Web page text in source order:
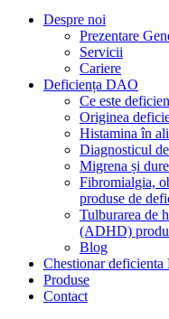
Despre noi
Prezentare
Servicii
Cariere
Deficiența DAO
Ce este
Originea
Histamina în
Diagnosticul
Migrena și
Fibromialgia,
produse de
Tulburarea de
(ADHD)
Blog
Chestionar
Produse
Contact